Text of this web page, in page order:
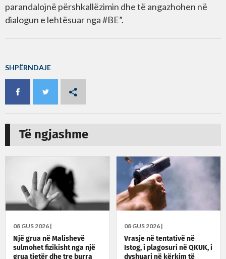
parandalojnë përshkallëzimin dhe të angazhohen në
dialogun e lehtësuar nga #BE”.
SHPËRNDAJE
Të ngjashme
08 GUS 2026 |
Një grua në Malishevë
sulmohet fizikisht nga një
grua tjetër dhe tre burra
08 GUS 2026 |
Vrasje në tentativë në
Istog, i plagosuri në QKUK, i
dyshuari në kërkim të